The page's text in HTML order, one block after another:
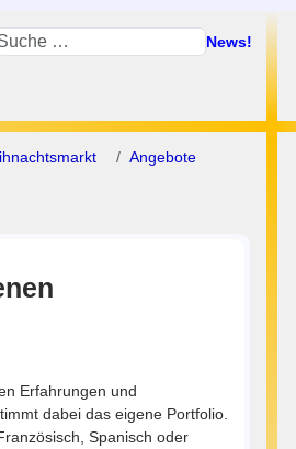
News!
Angebote
Erfahrungen und
dabei das eigene Portfolio.
Spanisch oder